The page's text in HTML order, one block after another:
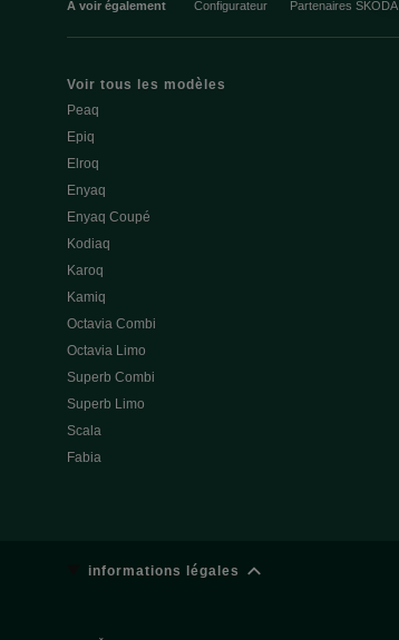
A voir également Configurateur Partenaires ŠKODA
Voir tous les modèles
Peaq
Epiq
Elroq
Enyaq
Enyaq Coupé
Kodiaq
Karoq
Kamiq
Octavia Combi
Octavia Limo
Superb Combi
Superb Limo
Scala
Fabia
informations légales